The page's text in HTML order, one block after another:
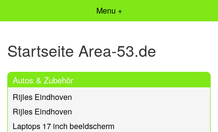
Menu +
Startseite Area-53.de
Autos & Zubehör
Rijles Eindhoven
Rijles Eindhoven
Laptops 17 inch beeldscherm